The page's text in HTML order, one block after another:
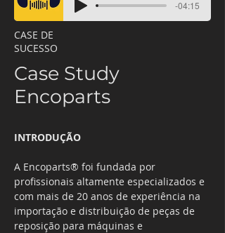
-04:15
CASE DE
SUCESSO
Case Study
Encoparts
INTRODUÇÃO
A Encoparts® foi fundada por
profissionais altamente especializados e
com mais de 20 anos de experiência na
importação e distribuição de peças de
reposição para máquinas e